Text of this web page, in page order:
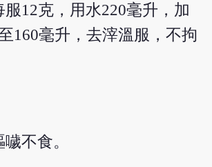
服12克，用水220毫升，加
160毫升，去滓溫服，不拘
不食。